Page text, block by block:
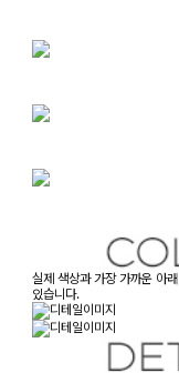
실제 색상과 가장 가까운 아
있습니다.